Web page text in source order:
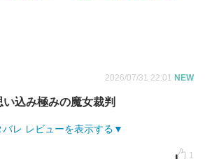
2026/07/31 22:01 NEW
込み極みの魔女裁判
バレ レビューを表示する
1